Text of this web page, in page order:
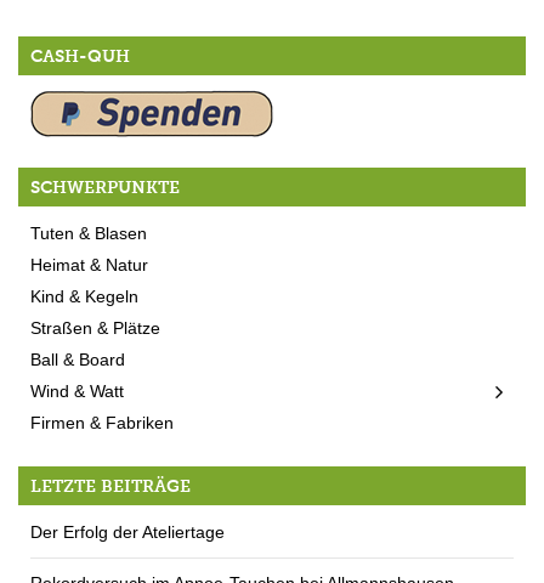
CASH-QUH
SCHWERPUNKTE
Tuten & Blasen
Heimat & Natur
Kind & Kegeln
Straßen & Plätze
Ball & Board
Wind & Watt
Firmen & Fabriken
LETZTE BEITRÄGE
Der Erfolg der Ateliertage